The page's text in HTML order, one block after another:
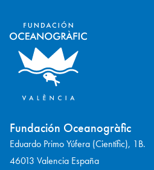
Fundación Oceanogràfic
Eduardo Primo Yúfera (Científic), 1B.
46013 Valencia España